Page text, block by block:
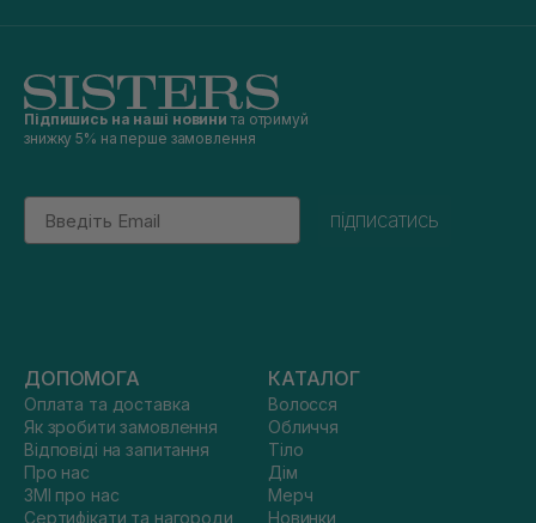
Підпишись на наші новини та отримуй
знижку 5% на перше замовлення
Email
підписатись
ДОПОМОГА
Оплата та доставка
Як зробити замовлення
Відповіді на запитання
Про нас
ЗМІ про нас
Сертифікати та нагороди
КАТАЛОГ
Волосся
Обличчя
Тіло
Дім
Мерч
Новинки